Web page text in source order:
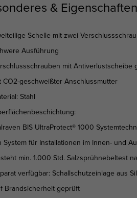
& Eigenschaften
Schelle mit zwei
Ausführung
mit Antiverlustscheibe
CO2-geschweißter Anschlussmutter
Stahl
BIS UltraProtect® 1000
System für Installationen im Innen- und
min. 1.000 Std. Salzsprühnebeltest
verfügbar: Schallschutzeinlage aus
Brandsicherheit geprüft